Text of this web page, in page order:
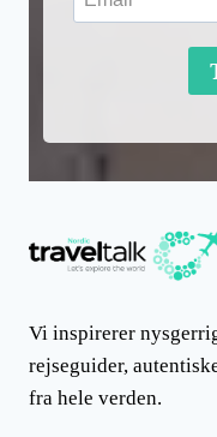
Vi inspirerer
rejseguider,
fra hele verden.